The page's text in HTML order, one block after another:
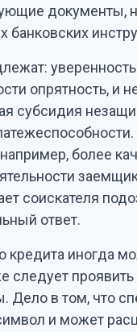
документы,
банковских
опрятность, и
субсидия
более
соискателя
ответ.
кредита иногда
следует
Дело в том, что
и может